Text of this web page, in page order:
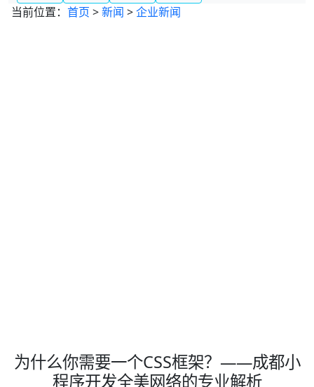
当前位置： 首页 >新闻 >企业新闻
为什么你需要一个CSS框架？——成都小
程序开发全美网络的专业解析